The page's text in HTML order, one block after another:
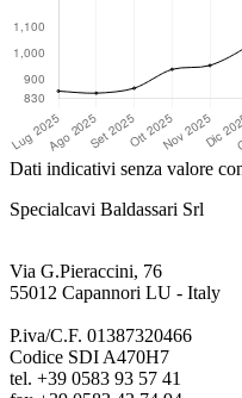
Dati indicativi senza valore
Specialcavi Baldassari Srl
Via G.Pieraccini, 76
55012 Capannori LU - Italy
P.iva/C.F. 01387320466
Codice SDI A470H7
tel. +39 0583 93 57 41